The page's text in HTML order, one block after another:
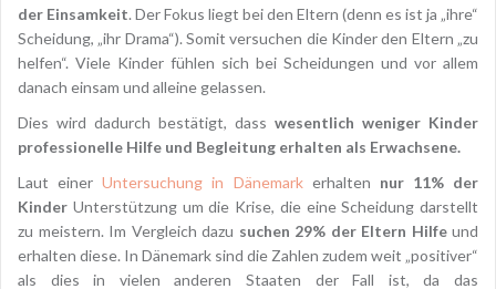
der Einsamkeit. Der Fokus liegt bei den Eltern (denn es ist ja „ihre“
Scheidung, „ihr Drama“). Somit versuchen die Kinder den Eltern „zu
helfen“. Viele Kinder fühlen sich bei Scheidungen und vor allem
danach einsam und alleine gelassen.
Dies wird dadurch bestätigt, dass wesentlich weniger Kinder
professionelle Hilfe und Begleitung erhalten als Erwachsene.
Laut einerUntersuchung in Dänemarkerhalten nur 11% der
Kinder Unterstützung um die Krise, die eine Scheidung darstellt
zu meistern. Im Vergleich dazu suchen 29% der Eltern Hilfeund
erhalten diese. In Dänemark sind die Zahlen zudem weit „positiver“
als dies in vielen anderen Staaten der Fall ist, da das